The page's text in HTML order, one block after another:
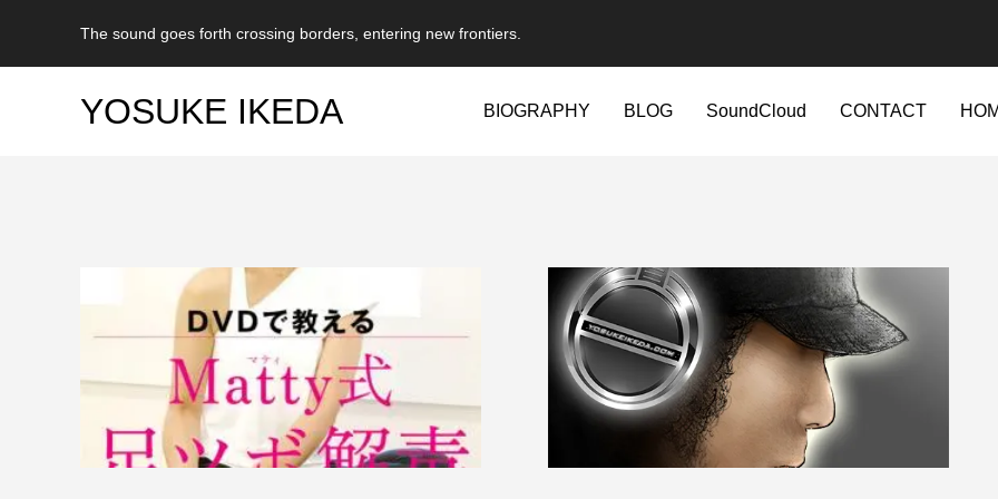
The sound goes forth crossing borders, entering new frontiers.
YOSUKE IKEDA BIOGRAPHY BLOG SoundCloud CONTACT